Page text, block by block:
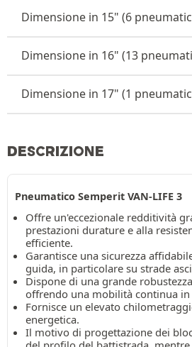
Dimensione in 15" (6
Dimensione in 16" (13
Dimensione in 17" (1
DESCRIZIONE
Pneumatico Semperit VAN-LIFE 3
Offre un'eccezionale redditività
prestazioni durature e alla
efficiente.
Garantisce una sicurezza
guida, in particolare su strade
Dispone di una grande
offrendo una mobilità continua
Fornisce un elevato
energetica.
Il motivo di progettazione dei